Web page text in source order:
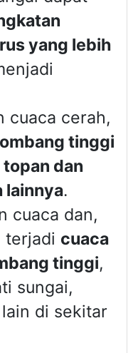
yang lebih
cuaca cerah,
tinggi
dan
lainnya.
cuaca dan,
terjadi cuaca
tinggi,
sungai,
di sekitar